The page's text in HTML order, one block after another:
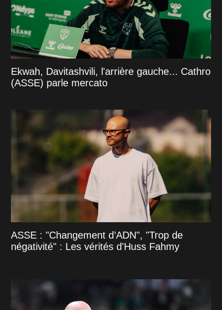
Ekwah, Davitashvili, l'arrière gauche... Cathro
(ASSE) parle mercato
ASSE : "Changement d’ADN", "Trop de
négativité" : Les vérités d'Huss Fahmy